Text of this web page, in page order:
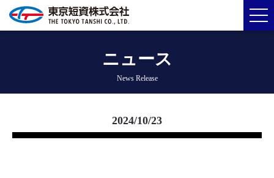
ニュース
News Release
2024/10/23